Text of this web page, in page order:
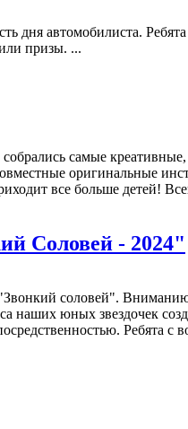
дня автомобилиста.
призы. ...
самые
оригинальные
все больше детей!
Соловей - 2024"
соловей".
юных звездочек
Ребята